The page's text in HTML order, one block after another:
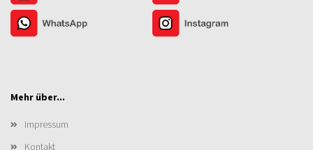
Mehr über...
Impressum
Kontakt